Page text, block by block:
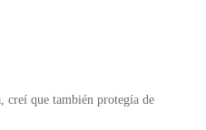
creí que también protegía de